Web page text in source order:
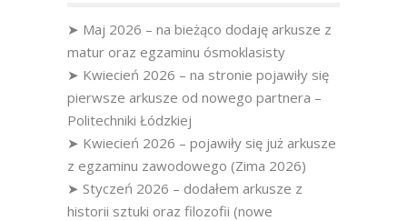
➤ Maj 2026 – na bieżąco dodaję arkusze z
matur oraz egzaminu ósmoklasisty
➤ Kwiecień 2026 – na stronie pojawiły się
pierwsze arkusze od nowego partnera –
Politechniki Łódzkiej
➤ Kwiecień 2026 – pojawiły się już arkusze
z egzaminu zawodowego (Zima 2026)
➤ Styczeń 2026 – dodałem arkusze z
historii sztuki oraz filozofii (nowe